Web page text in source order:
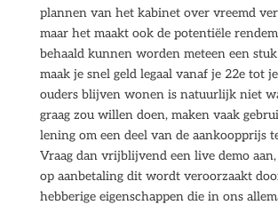
plannen van het kabinet over vreemd
maar het maakt ook de potentiële
behaald kunnen worden meteen een
maak je snel geld legaal vanaf je 22e tot
ouders blijven wonen is natuurlijk niet
graag zou willen doen, maken vaak
lening om een deel van de aankoopprijs
Vraag dan vrijblijvend een live demo
op aanbetaling dit wordt veroorzaakt
hebberige eigenschappen die in ons